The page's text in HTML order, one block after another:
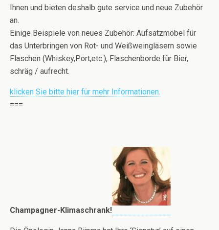
Ihnen und bieten deshalb gute service und neue Zubehör
an.
Einige Beispiele von neues Zubehör: Aufsatzmöbel für
das Unterbringen von Rot- und Weißweingläsern sowie
Flaschen (Whiskey,Port,etc.), Flaschenborde für Bier,
schräg / aufrecht.
klicken Sie bitte hier für mehr Informationen.
===
Champagner-Klimaschrank!